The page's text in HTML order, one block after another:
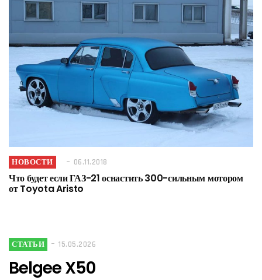
НОВОСТИ 06.11.2018
Что будет если ГАЗ-21 оснастить 300-сильным мотором
от Toyota Aristo
СТАТЬИ 15.05.2026
Belgee X50